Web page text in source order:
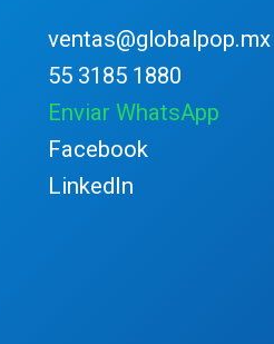
ventas@globalpop.mx
55 3185 1880
Enviar WhatsApp
Facebook
LinkedIn